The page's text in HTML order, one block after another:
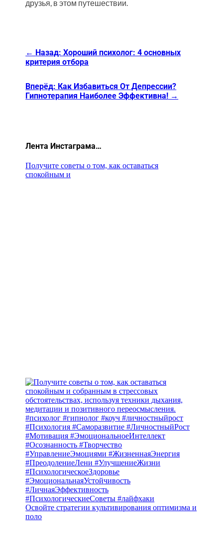
друзья, в этом путешествии.
← Назад: Хороший психолог: 4 основных
критерия отбора
Вперёд: Как Избавиться От Депрессии?
Гипнотерапия Наиболее Эффективна! →
Лента Инстаграма…
Получите советы о том, как оставаться
спокойным и
Освойте стратегии культивирования оптимизма и
поло